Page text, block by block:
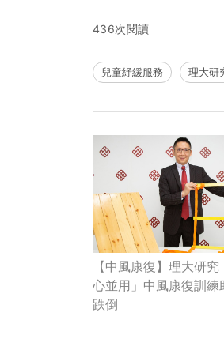
436次閱讀
兒童紓緩服務 理大研
【中風康復】理大研究
心並用」中風康復訓練
跌倒